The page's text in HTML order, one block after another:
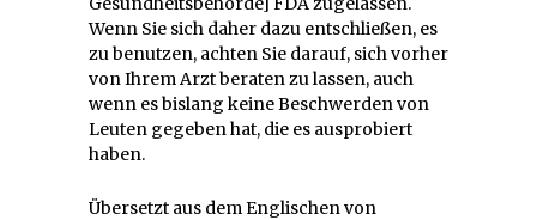
Wenn Sie sich daher dazu entschließen, es
zu benutzen, achten Sie darauf, sich vorher
von Ihrem Arzt beraten zu lassen, auch
wenn es bislang keine Beschwerden von
Leuten gegeben hat, die es ausprobiert
haben.
Übersetzt aus dem Englischen von